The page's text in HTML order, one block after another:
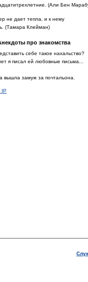
(Али Бен
не дает тепла, и к нему
(Тамара Клейман)
про знакомства
себе такое нахальство?
я писал ей любовные письма...
вышла замуж за почтальона.
IP